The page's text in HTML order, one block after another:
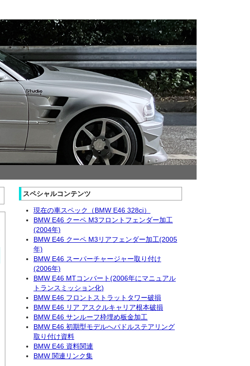
スペシャルコンテンツ
現在の車スペック（BMW E46 328ci）
BMW E46 クーペ M3フロントフェンダー加工
(2004年)
BMW E46 クーペ M3リアフェンダー加工(2005
年)
BMW E46 スーパーチャージャー取り付け
(2006年)
BMW E46 MTコンバート(2006年にマニュアル
トランスミッション化)
BMW E46 フロントストラットタワー破損
BMW E46 リア アスクルキャリア根本破損
BMW E46 サンルーフ枠埋め板金加工
BMW E46 初期型モデルへパドルステアリング
取り付け資料
BMW E46 資料関連
BMW 関連リンク集